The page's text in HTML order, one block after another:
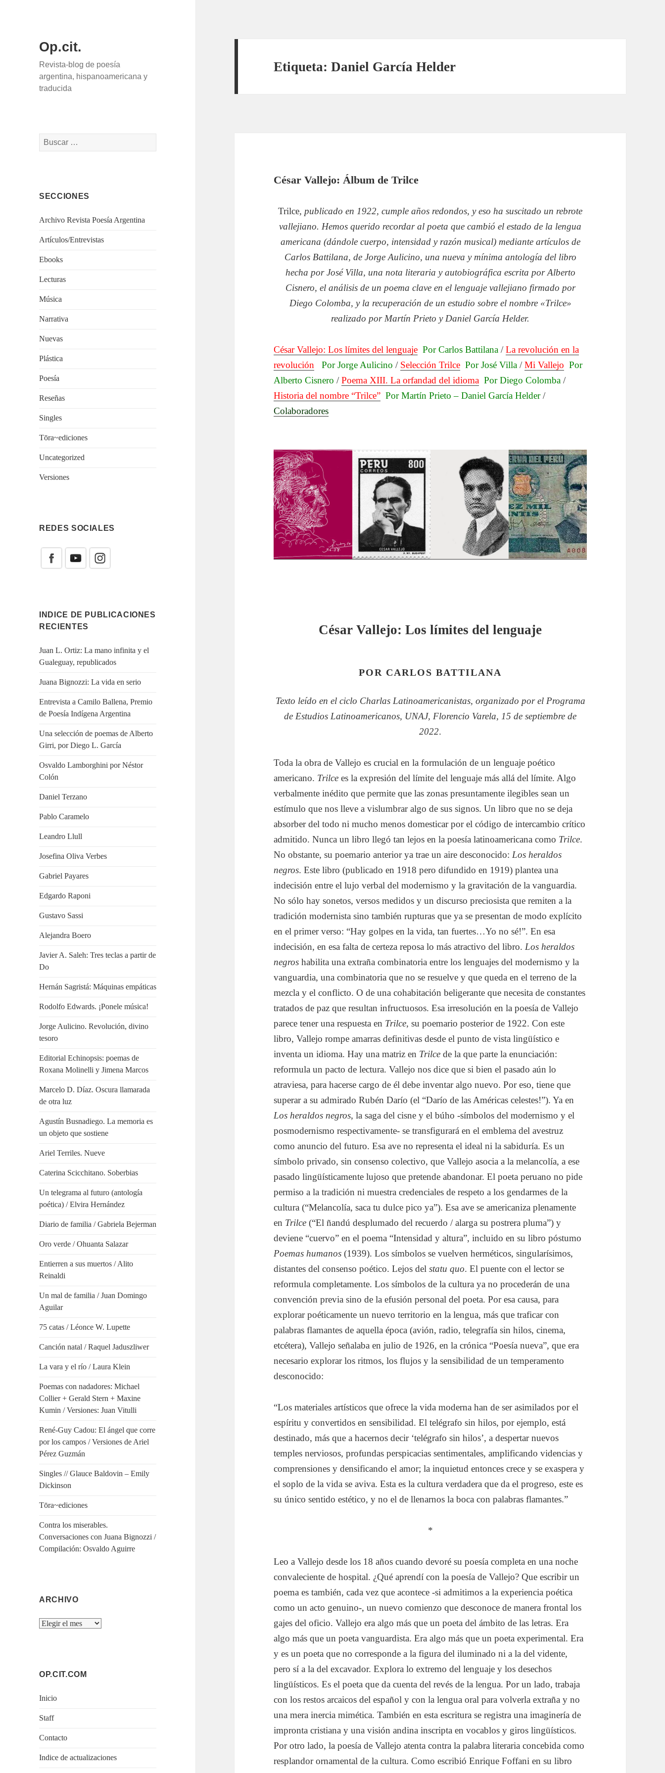
Op.cit.
Revista-blog de poesía
argentina, hispanoamericana y
traducida
Buscar:
SECCIONES
Archivo Revista Poesía Argentina
Artículos/Entrevistas
Ebooks
Lecturas
Música
Narrativa
Nuevas
Plástica
Poesía
Reseñas
Singles
Tōra~ediciones
Uncategorized
Versiones
REDES SOCIALES
INDICE DE PUBLICACIONES
RECIENTES
Juan L. Ortiz: La mano infinita y el
Gualeguay, republicados
Juana Bignozzi: La vida en serio
Entrevista a Camilo Ballena, Premio
de Poesía Indígena Argentina
Una selección de poemas de Alberto
Girri, por Diego L. García
Osvaldo Lamborghini por Néstor
Colón
Daniel Terzano
Pablo Caramelo
Leandro Llull
Josefina Oliva Verbes
Gabriel Payares
Edgardo Raponi
Gustavo Sassi
Alejandra Boero
Javier A. Saleh: Tres teclas a partir de
Do
Hernán Sagristá: Máquinas empáticas
Rodolfo Edwards. ¡Ponele música!
Jorge Aulicino. Revolución, divino
tesoro
Editorial Echinopsis: poemas de
Roxana Molinelli y Jimena Marcos
Marcelo D. Díaz. Oscura llamarada
de otra luz
Agustín Busnadiego. La memoria es
un objeto que sostiene
Ariel Terriles. Nueve
Caterina Scicchitano. Soberbias
Un telegrama al futuro (antología
poética) / Elvira Hernández
Diario de familia / Gabriela Bejerman
Oro verde / Ohuanta Salazar
Entierren a sus muertos / Alito
Reinaldi
Un mal de familia / Juan Domingo
Aguilar
75 catas / Léonce W. Lupette
Canción natal / Raquel Jaduszliwer
La vara y el río / Laura Klein
Poemas con nadadores: Michael
Collier + Gerald Stern + Maxine
Kumin / Versiones: Juan Vitulli
René-Guy Cadou: El ángel que corre
por los campos / Versiones de Ariel
Pérez Guzmán
Singles // Glauce Baldovin – Emily
Dickinson
Tōra~ediciones
Contra los miserables.
Conversaciones con Juana Bignozzi /
Compilación: Osvaldo Aguirre
ARCHIVO
Archivo
OP.CIT.COM
Inicio
Staff
Contacto
Indice de actualizaciones
Etiqueta:Daniel García Helder
César Vallejo: Álbum de Trilce
Trilce, publicado en 1922, cumple años redondos, y eso ha suscitado un rebrote
vallejiano. Hemos querido recordar al poeta que cambió el estado de la lengua
americana (dándole cuerpo, intensidad y razón musical) mediante artículos de
Carlos Battilana, de Jorge Aulicino, una nueva y mínima antología del libro
hecha por José Villa, una nota literaria y autobiográfica escrita por Alberto
Cisnero, el análisis de un poema clave en el lenguaje vallejiano firmado por
Diego Colomba, y la recuperación de un estudio sobre el nombre «Trilce»
realizado por Martín Prieto y Daniel García Helder.
César Vallejo: Los límites del lenguaje Por Carlos Battilana /La revolución en la
revolución
Por Jorge Aulicino / Selección Trilce Por José Villa /Mi Vallejo Por
Alberto Cisnero /Poema XIII. La orfandad del idioma Por Diego Colomba /
Historia del nombre “Trilce” Por Martín Prieto – Daniel García Helder/
Colaboradores
César Vallejo: Los límites del lenguaje
POR CARLOS BATTILANA
Texto leído en el ciclo Charlas Latinoamericanistas, organizado por el Programa
de Estudios Latinoamericanos, UNAJ, Florencio Varela, 15 de septiembre de
2022.
Toda la obra de Vallejo es crucial en la formulación de un lenguaje poético
americano. Trilcees la expresión del límite del lenguaje más allá del límite. Algo
verbalmente inédito que permite que las zonas presuntamente ilegibles sean un
estímulo que nos lleve a vislumbrar algo de sus signos. Un libro que no se deja
absorber del todo ni mucho menos domesticar por el código de intercambio crítico
admitido. Nunca un libro llegó tan lejos en la poesía latinoamericana como Trilce.
No obstante, su poemario anterior ya trae un aire desconocido: Los heraldos
negros. Este libro (publicado en 1918 pero difundido en 1919) plantea una
indecisión entre el lujo verbal del modernismo y la gravitación de la vanguardia.
No sólo hay sonetos, versos medidos y un discurso preciosista que remiten a la
tradición modernista sino también rupturas que ya se presentan de modo explícito
en el primer verso: “Hay golpes en la vida, tan fuertes…Yo no sé!”. En esa
indecisión, en esa falta de certeza reposa lo más atractivo del libro. Los heraldos
negros habilita una extraña combinatoria entre los lenguajes del modernismo y la
vanguardia, una combinatoria que no se resuelve y que queda en el terreno de la
mezcla y el conflicto. O de una cohabitación beligerante que necesita de constantes
tratados de paz que resultan infructuosos. Esa irresolución en la poesía de Vallejo
parece tener una respuesta en Trilce, su poemario posterior de 1922. Con este
libro, Vallejo rompe amarras definitivas desde el punto de vista lingüístico e
inventa un idioma. Hay una matriz en Trilcede la que parte la enunciación:
reformula un pacto de lectura. Vallejo nos dice que si bien el pasado aún lo
atraviesa, para hacerse cargo de él debe inventar algo nuevo. Por eso, tiene que
superar a su admirado Rubén Darío (el “Darío de las Américas celestes!”). Ya en
Los heraldos negros, la saga del cisne y el búho -símbolos del modernismo y el
posmodernismo respectivamente- se transfigurará en el emblema del avestruz
como anuncio del futuro. Esa ave no representa el ideal ni la sabiduría. Es un
símbolo privado, sin consenso colectivo, que Vallejo asocia a la melancolía, a ese
pasado lingüísticamente lujoso que pretende abandonar. El poeta peruano no pide
permiso a la tradición ni muestra credenciales de respeto a los gendarmes de la
cultura (“Melancolía, saca tu dulce pico ya”). Esa ave se americaniza plenamente
en Trilce (“El ñandú desplumado del recuerdo / alarga su postrera pluma”) y
deviene “cuervo” en el poema “Intensidad y altura”, incluido en su libro póstumo
Poemas humanos (1939). Los símbolos se vuelven herméticos, singularísimos,
distantes del consenso poético. Lejos delstatu quo. El puente con el lector se
reformula completamente. Los símbolos de la cultura ya no procederán de una
convención previa sino de la efusión personal del poeta. Por esa causa, para
explorar poéticamente un nuevo territorio en la lengua, más que traficar con
palabras flamantes de aquella época (avión, radio, telegrafía sin hilos, cinema,
etcétera), Vallejo señalaba en julio de 1926, en la crónica “Poesía nueva”, que era
necesario explorar los ritmos, los flujos y la sensibilidad de un temperamento
desconocido:
“Los materiales artísticos que ofrece la vida moderna han de ser asimilados por el
espíritu y convertidos en sensibilidad. El telégrafo sin hilos, por ejemplo, está
destinado, más que a hacernos decir ‘telégrafo sin hilos’, a despertar nuevos
temples nerviosos, profundas perspicacias sentimentales, amplificando videncias y
comprensiones y densificando el amor; la inquietud entonces crece y se exaspera y
el soplo de la vida se aviva. Esta es la cultura verdadera que da el progreso, este es
su único sentido estético, y no el de llenarnos la boca con palabras flamantes.”
*
Leo a Vallejo desde los 18 años cuando devoré su poesía completa en una noche
convaleciente de hospital. ¿Qué aprendí con la poesía de Vallejo? Que escribir un
poema es también, cada vez que acontece -si admitimos a la experiencia poética
como un acto genuino-, un nuevo comienzo que desconoce de manera frontal los
gajes del oficio. Vallejo era algo más que un poeta del ámbito de las letras. Era
algo más que un poeta vanguardista. Era algo más que un poeta experimental. Era
y es un poeta que no corresponde a la figura del iluminado ni a la del vidente,
pero sí a la del excavador. Explora lo extremo del lenguaje y los desechos
lingüísticos. Es el poeta que da cuenta del revés de la lengua. Por un lado, trabaja
con los restos arcaicos del español y con la lengua oral para volverla extraña y no
una mera inercia mimética. También en esta escritura se registra una imaginería de
impronta cristiana y una visión andina inscripta en vocablos y giros lingüísticos.
Por otro lado, la poesía de Vallejo atenta contra la palabra literaria concebida como
resplandor ornamental de la cultura. Como escribió Enrique Foffani en su libro